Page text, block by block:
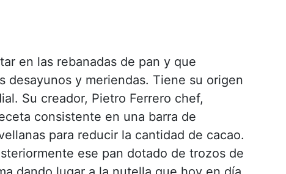
en las rebanadas de pan y que
desayunos y meriendas. Tiene su origen
Su creador, Pietro Ferrero chef,
consistente en una barra de
para reducir la cantidad de cacao.
ese pan dotado de trozos de